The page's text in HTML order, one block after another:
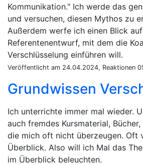
Kommunikation." Ich werde das
und versuchen, diesen Mythos zu
Außerdem werfe ich einen Blick
Referentenentwurf, mit dem die
Verschlüsselung einführen will.
Veröffentlicht am 24.04.2024, Reaktionen
Grundwissen
Ich unterrichte immer mal wieder.
auch fremdes Kursmaterial,
die mich oft nicht überzeugen. Oft
Überblick. Also will ich Mal das
im Überblick beleuchten.